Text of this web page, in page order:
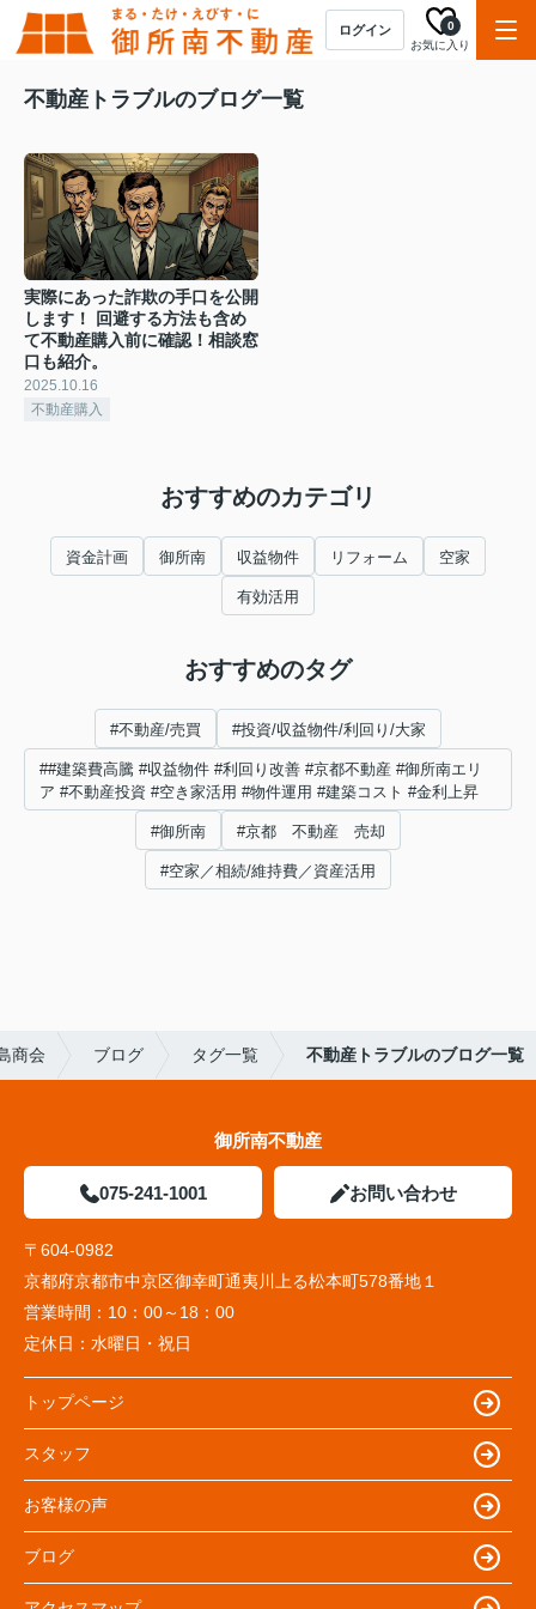
ログイン
お気に入り
0
不動産トラブルのブログ一覧
実際にあった詐欺の手口を公開
します！ 回避する方法も含め
て不動産購入前に確認！相談窓
口も紹介。
2025.10.16
不動産購入
おすすめのカテゴリ
資金計画 御所南 収益物件 リフォーム 空家
有効活用
おすすめのタグ
#不動産/売買 #投資/収益物件/利回り/大家
##建築費高騰 #収益物件 #利回り改善 #京都不動産 #御所南エリ
ア #不動産投資 #空き家活用 #物件運用 #建築コスト #金利上昇
#御所南 #京都 不動産 売却
#空家／相続/維持費／資産活用
商会 ブログ タグ一覧 不動産トラブルのブログ一覧
御所南不動産
075-241-1001 お問い合わせ
〒604-0982
京都府京都市中京区御幸町通夷川上る松本町578番地１
営業時間： 10：00～18：00
定休日： 水曜日・祝日
トップページ
スタッフ
お客様の声
ブログ